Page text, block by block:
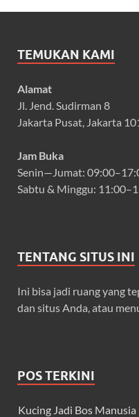
TEMUKAN KAMI
Alamat
Jl. Jend. Sudirman 8
Jakarta Pusat, Jakarta
Jam Buka
Senin—Jumat:
Sabtu & Minggu:
TENTANG SITUS INI
Ini bisa jadi ruang yang
dan situs Anda, atau
POS TERKINI
Kucing Jadi Bos